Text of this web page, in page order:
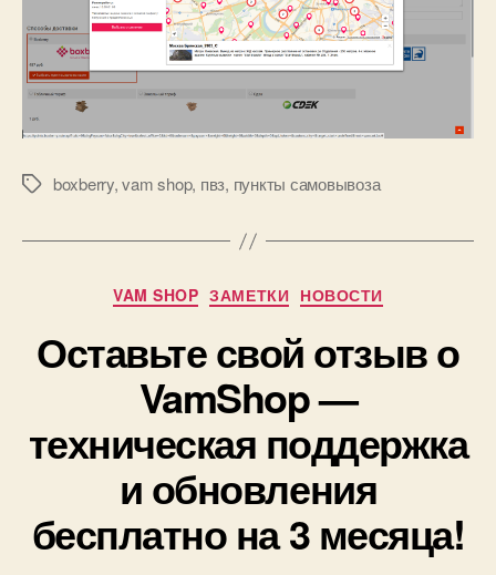
Меткиboxberry,vam shop, пвз, пункты самовывоза
Рубрики
VAM SHOP ЗАМЕТКИ НОВОСТИ
Оставьте свой отзыв о
VamShop —
техническая поддержка
и обновления
бесплатно на 3 месяца!